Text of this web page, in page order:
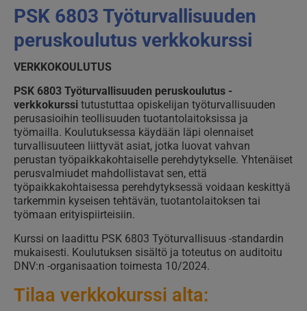
PSK 6803 Työturvallisuuden
peruskoulutus verkkokurssi
VERKKOKOULUTUS
PSK 6803 Työturvallisuuden peruskoulutus -
verkkokurssi tutustuttaa opiskelijan työturvallisuuden
perusasioihin teollisuuden tuotantolaitoksissa ja
työmailla. Koulutuksessa käydään läpi olennaiset
turvallisuuteen liittyvät asiat, jotka luovat vahvan
perustan työpaikkakohtaiselle perehdytykselle. Yhtenäiset
perusvalmiudet mahdollistavat sen, että
työpaikkakohtaisessa perehdytyksessä voidaan keskittyä
tarkemmin kyseisen tehtävän, tuotantolaitoksen tai
työmaan erityispiirteisiin.
Kurssi on laadittu PSK 6803 Työturvallisuus -standardin
mukaisesti. Koulutuksen sisältö ja toteutus on auditoitu
DNV:n -organisaation toimesta 10/2024.
Tilaa verkkokurssi alta: